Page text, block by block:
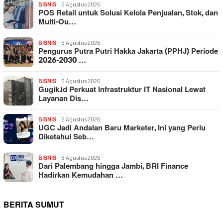
BISNIS 6 Agustus 2026
POS Retail untuk Solusi Kelola Penjualan, Stok, dan
Multi-Ou…
BISNIS 6 Agustus 2026
Pengurus Putra Putri Hakka Jakarta (PPHJ) Periode
2026-2030 …
BISNIS 6 Agustus 2026
Gugik.id Perkuat Infrastruktur IT Nasional Lewat
Layanan Dis…
BISNIS 6 Agustus 2026
UGC Jadi Andalan Baru Marketer, Ini yang Perlu
Diketahui Seb…
BISNIS 6 Agustus 2026
Dari Palembang hingga Jambi, BRI Finance
Hadirkan Kemudahan …
BERITA SUMUT